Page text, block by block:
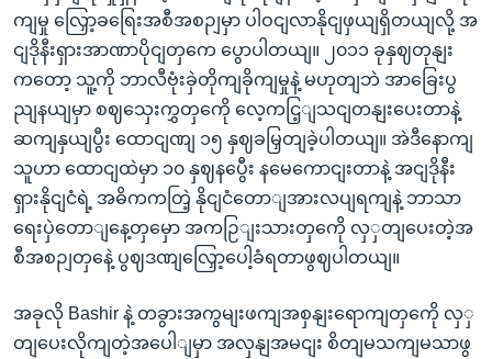
ကျမှု လြှော့ခရြေးအစီအစဉျမှာ ပါဝငျလာနိုငျဖှယျရှိတယျလို့ အ
ငျဒိုနီးရှားအာဏာပိုငျတှကေ ပွောပါတယျ။ ၂၀၁၁ ခုနှဈတုနျး
ကတော့ သူ့ကို ဘာလီဗုံးခှဲတိုကျခိုကျမှုနဲ့ မဟုတျဘဲ အာခြေးပွ
ညျနယျမှာ စဈသှေးကွှတှကေို လေ့ကငြ့ျသငျတနျးပေးတာနဲ့
ဆကျနှယျပွီး ထောငျဏျ ၁၅ နှဈခမြှတျခဲ့ပါတယျ။ အဲဒီနောကျ
သူဟာ ထောငျထဲမှာ ၁၀ နှဈနပွေီး နမေကောငျးတာနဲ့ အငျဒိုနီး
ရှားနိုငျငံရဲ့ အဓိကကတြဲ့ နိုငျငံတောျအားလပျရကျနဲ့ ဘာသာ
ရေးပှဲတောျနေ့တှမှော အကဉြျးသားတှကေို လှှတျပေးတဲ့အ
စီအစဉျတှနေဲ့ ပွဈဒဏျလြှော့ပေါ့ခံရတာဖွဈပါတယျ။
အခုလို Bashir နဲ့ တခွားအကွမျးဖကျအစှနျးရောကျတှကေို လှှ
တျပေးလိုကျတဲ့အပေါျမှာ အလှနျအမငျး စိတျမသကျမသာဖွ